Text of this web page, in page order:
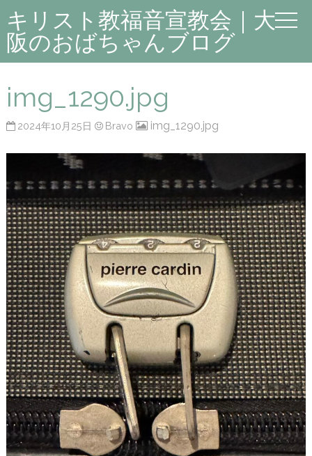
キリスト教福音宣教会｜大
阪のおばちゃんブログ
img_1290.jpg
2024年10月25日 Bravo img_1290.jpg